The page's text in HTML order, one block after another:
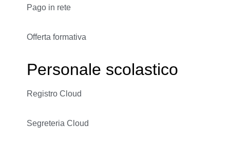
Pago in rete
Offerta formativa
Personale scolastico
Registro Cloud
Segreteria Cloud